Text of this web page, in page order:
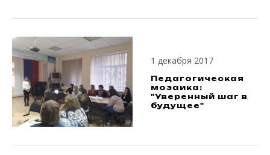
1 декабря 2017
Педагогическая
мозаика:
"Уверенный шаг в
будущее"